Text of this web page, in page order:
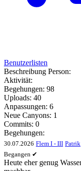
Benutzerlisten
Beschreibung Person:
Aktivität:
Begehungen: 98
Uploads: 40
Anpassungen: 6
Neue Canyons: 1
Commits: 0
Begehungen:
30.07.2026 Flem I - III Patrik
Begangen ✔
Heute eher genug